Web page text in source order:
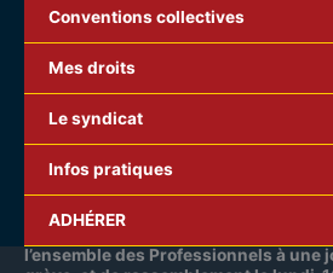
Conventions collectives
Mes droits
Le syndicat
Infos pratiques
ADHÉRER
l’ensemble des Professionnels à une